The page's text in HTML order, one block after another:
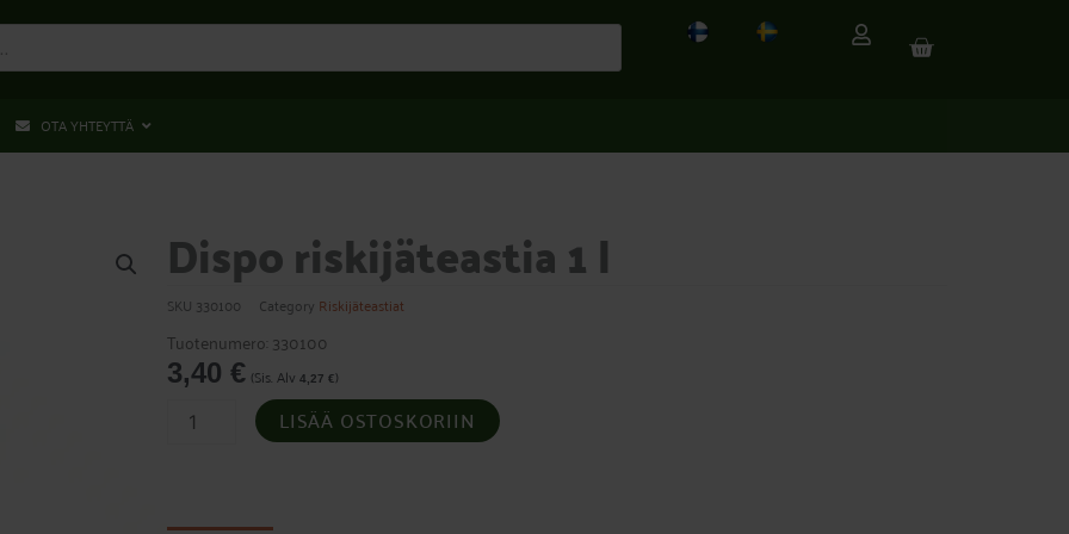
CART
OTA YHTEYTTÄ
Dispo riskijäteastia 1 l
SKU 330100 Category Riskijäteastiat
Tuotenumero: 330100
3,40 € (Sis. Alv 4,27 €)
Dispo
riskijäteastia LISÄÄ OSTOSKORIIN